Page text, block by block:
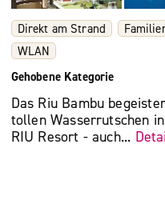
Direkt am Strand
WLAN
Gehobene Kategorie
Das Riu Bambu
tollen Wasserrutschen
RIU Resort - auch...